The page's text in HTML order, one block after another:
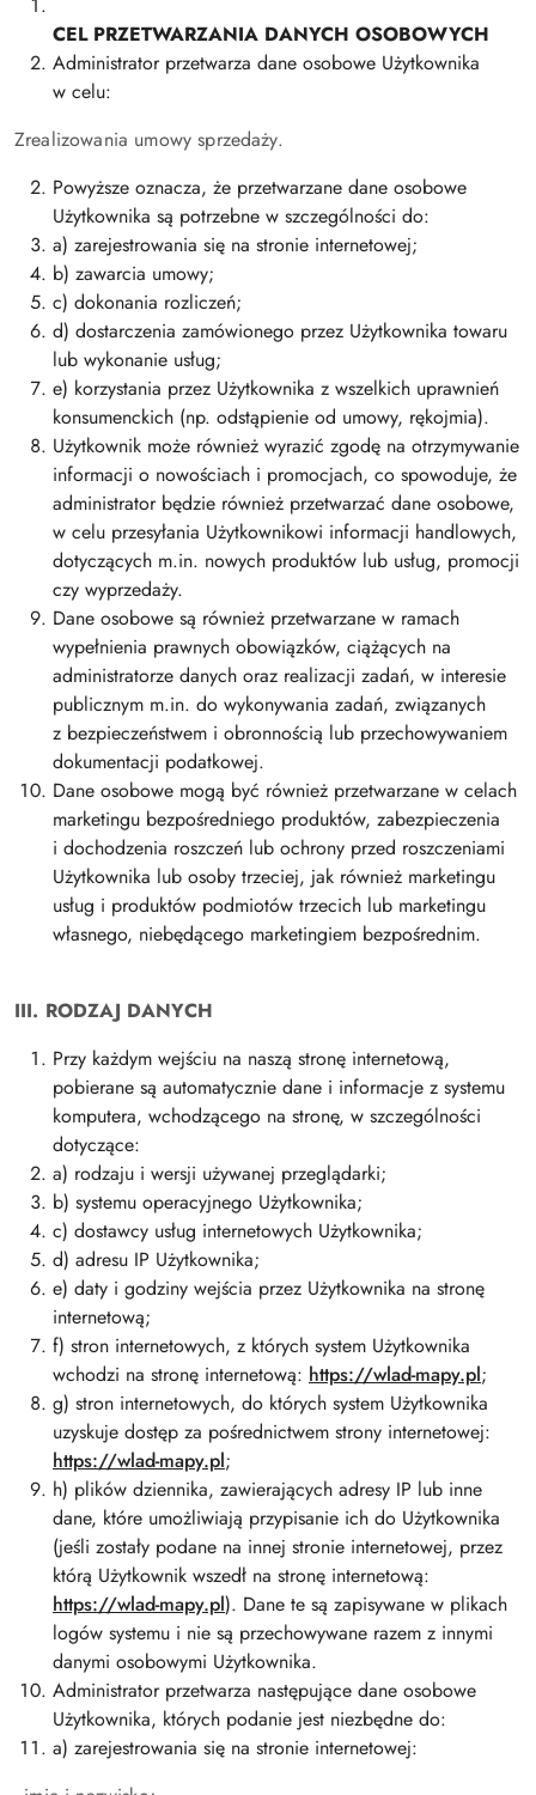
CEL PRZETWARZANIA DANYCH OSOBOWYCH
Administrator przetwarza dane osobowe Użytkownika
w celu:
Zrealizowania umowy sprzedaży.
Powyższe oznacza, że przetwarzane dane osobowe
Użytkownika są potrzebne w szczególności do:
a) zarejestrowania się na stronie internetowej;
b) zawarcia umowy;
c) dokonania rozliczeń;
d) dostarczenia zamówionego przez Użytkownika towaru
lub wykonanie usług;
e) korzystania przez Użytkownika z wszelkich uprawnień
konsumenckich (np. odstąpienie od umowy, rękojmia).
Użytkownik może również wyrazić zgodę na otrzymywanie
informacji o nowościach i promocjach, co spowoduje, że
administrator będzie również przetwarzać dane osobowe,
w celu przesyłania Użytkownikowi informacji handlowych,
dotyczących m.in. nowych produktów lub usług, promocji
czy wyprzedaży.
Dane osobowe są również przetwarzane w ramach
wypełnienia prawnych obowiązków, ciążących na
administratorze danych oraz realizacji zadań, w interesie
publicznym m.in. do wykonywania zadań, związanych
z bezpieczeństwem i obronnością lub przechowywaniem
dokumentacji podatkowej.
Dane osobowe mogą być również przetwarzane w celach
marketingu bezpośredniego produktów, zabezpieczenia
i dochodzenia roszczeń lub ochrony przed roszczeniami
Użytkownika lub osoby trzeciej, jak również marketingu
usług i produktów podmiotów trzecich lub marketingu
własnego, niebędącego marketingiem bezpośrednim.
III. RODZAJ DANYCH
Przy każdym wejściu na naszą stronę internetową,
pobierane są automatycznie dane i informacje z systemu
komputera, wchodzącego na stronę, w szczególności
dotyczące:
a) rodzaju i wersji używanej przeglądarki;
b) systemu operacyjnego Użytkownika;
c) dostawcy usług internetowych Użytkownika;
d) adresu IP Użytkownika;
e) daty i godziny wejścia przez Użytkownika na stronę
internetową;
f) stron internetowych, z których system Użytkownika
wchodzi na stronę internetową: https://wlad-mapy.pl;
g) stron internetowych, do których system Użytkownika
uzyskuje dostęp za pośrednictwem strony internetowej:
https://wlad-mapy.pl;
h) plików dziennika, zawierających adresy IP lub inne
dane, które umożliwiają przypisanie ich do Użytkownika
(jeśli zostały podane na innej stronie internetowej, przez
którą Użytkownik wszedł na stronę internetową:
https://wlad-mapy.pl). Dane te są zapisywane w plikach
logów systemu i nie są przechowywane razem z innymi
danymi osobowymi Użytkownika.
Administrator przetwarza następujące dane osobowe
Użytkownika, których podanie jest niezbędne do:
a) zarejestrowania się na stronie internetowej: